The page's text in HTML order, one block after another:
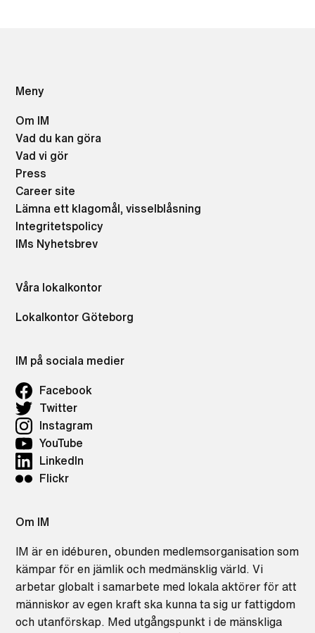
Meny
Om IM
Vad du kan göra
Vad vi gör
Press
Career site
Lämna ett klagomål, visselblåsning
Integritetspolicy
IMs Nyhetsbrev
Våra lokalkontor
Lokalkontor Göteborg
IM på sociala medier
Facebook
Twitter
Instagram
YouTube
LinkedIn
Flickr
Om IM
IM är en idéburen, obunden medlemsorganisation som
kämpar för en jämlik och medmänsklig värld. Vi
arbetar globalt i samarbete med lokala aktörer för att
människor av egen kraft ska kunna ta sig ur fattigdom
och utanförskap. Med utgångspunkt i de mänskliga